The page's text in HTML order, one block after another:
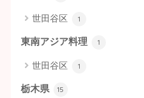
世田谷区 1
東南アジア料理 1
世田谷区 1
栃木県 15